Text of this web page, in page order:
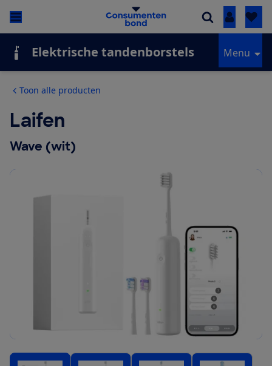
Inloggen
Elektrische tandenborstels Menu
Toon alle producten
Laifen
Wave (wit)